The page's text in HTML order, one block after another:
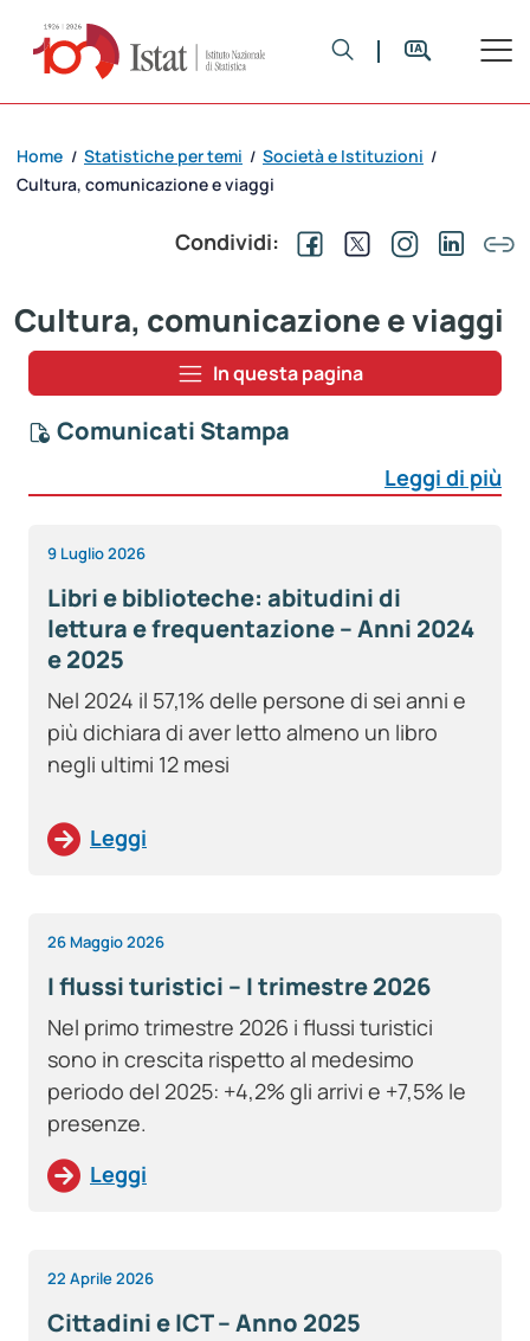
Home / Statistiche per temi / Società e Istituzioni /
Cultura, comunicazione e viaggi
Condividi:
Cultura, comunicazione e viaggi
In questa pagina
Comunicati Stampa
Leggi di più
9 Luglio 2026
Libri e biblioteche: abitudini di
lettura e frequentazione – Anni 2024
e 2025
Nel 2024 il 57,1% delle persone di sei anni e
più dichiara di aver letto almeno un libro
negli ultimi 12 mesi
Leggi
26 Maggio 2026
I flussi turistici – I trimestre 2026
Nel primo trimestre 2026 i flussi turistici
sono in crescita rispetto al medesimo
periodo del 2025: +4,2% gli arrivi e +7,5% le
presenze.
Leggi
22 Aprile 2026
Cittadini e ICT – Anno 2025